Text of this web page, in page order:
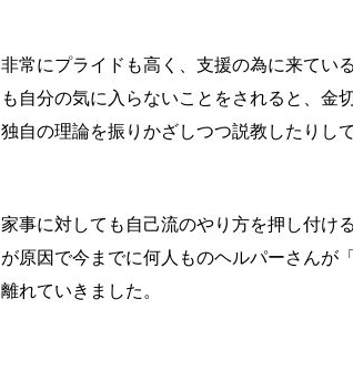
非常にプライドも高く、支援の為に来てい
も自分の気に入らないことをされると、金
独自の理論を振りかざしつつ説教したりし
家事に対しても自己流のやり方を押し付け
が原因で今までに何人ものヘルパーさんが
離れていきました。